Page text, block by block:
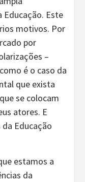
Educação. Este
motivos. Por
por
–
é o caso da
que exista
se colocam
atores. E
Educação
estamos a
da